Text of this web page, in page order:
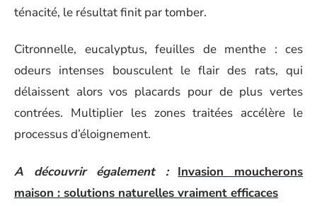
ténacité, le résultat finit par tomber.
Citronnelle, eucalyptus, feuilles de menthe : ces
odeurs intenses bousculent le flair des rats, qui
délaissent alors vos placards pour de plus vertes
contrées. Multiplier les zones traitées accélère le
processus d’éloignement.
A découvrir également :
Invasion moucherons
maison : solutions naturelles vraiment efficaces